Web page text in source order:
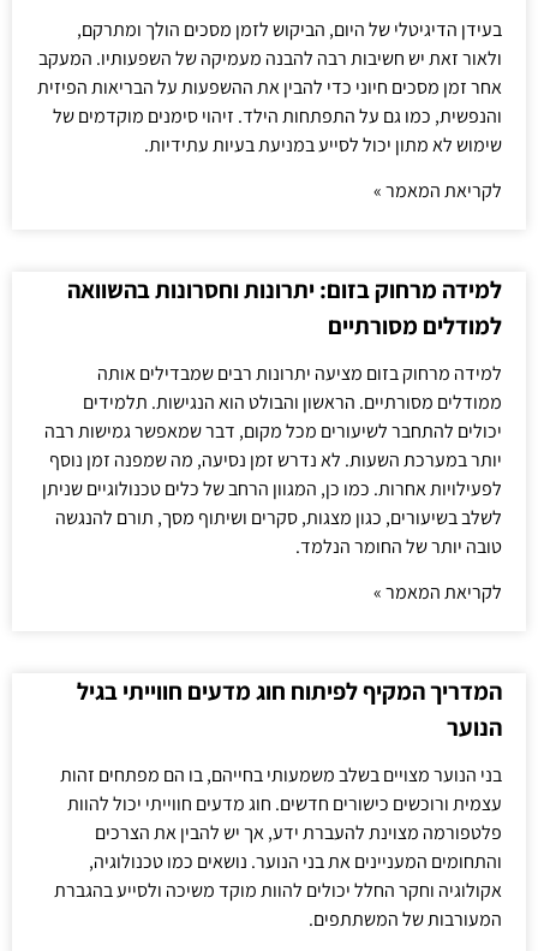
בעידן הדיגיטלי של היום, הביקוש לזמן מסכים הולך ומתרקם,
ולאור זאת יש חשיבות רבה להבנה מעמיקה של השפעותיו. המעקב
אחר זמן מסכים חיוני כדי להבין את ההשפעות על הבריאות הפיזית
והנפשית, כמו גם על התפתחות הילד. זיהוי סימנים מוקדמים של
שימוש לא מתון יכול לסייע במניעת בעיות עתידיות.
לקריאת המאמר »
למידה מרחוק בזום: יתרונות וחסרונות בהשוואה
למודלים מסורתיים
למידה מרחוק בזום מציעה יתרונות רבים שמבדילים אותה
ממודלים מסורתיים. הראשון והבולט הוא הנגישות. תלמידים
יכולים להתחבר לשיעורים מכל מקום, דבר שמאפשר גמישות רבה
יותר במערכת השעות. לא נדרש זמן נסיעה, מה שמפנה זמן נוסף
לפעילויות אחרות. כמו כן, המגוון הרחב של כלים טכנולוגיים שניתן
לשלב בשיעורים, כגון מצגות, סקרים ושיתוף מסך, תורם להנגשה
טובה יותר של החומר הנלמד.
לקריאת המאמר »
המדריך המקיף לפיתוח חוג מדעים חווייתי בגיל
הנוער
בני הנוער מצויים בשלב משמעותי בחייהם, בו הם מפתחים זהות
עצמית ורוכשים כישורים חדשים. חוג מדעים חווייתי יכול להוות
פלטפורמה מצוינת להעברת ידע, אך יש להבין את הצרכים
והתחומים המעניינים את בני הנוער. נושאים כמו טכנולוגיה,
אקולוגיה וחקר החלל יכולים להוות מוקד משיכה ולסייע בהגברת
המעורבות של המשתתפים.